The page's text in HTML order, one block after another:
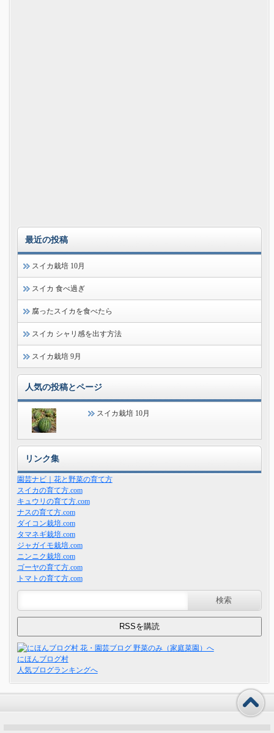
最近の投稿
スイカ栽培 10月
スイカ 食べ過ぎ
腐ったスイカを食べたら
スイカ シャリ感を出す方法
スイカ栽培 9月
人気の投稿とページ
スイカ栽培 10月
リンク集
園芸ナビ｜花と野菜の育て方
スイカの育て方.com
キュウリの育て方.com
ナスの育て方.com
ダイコン栽培.com
タマネギ栽培.com
ジャガイモ栽培.com
ニンニク栽培.com
ゴーヤの育て方.com
トマトの育て方.com
にほんブログ村
人気ブログランキングへ